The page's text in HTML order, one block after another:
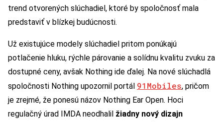
trend otvorených slúchadiel, ktoré by spoločnosť mala
predstaviť v blízkej budúcnosti.
Už existujúce modely slúchadiel pritom ponúkajú
potlačenie hluku, rýchle párovanie a solídnu kvalitu zvuku za
dostupné ceny, avšak Nothing ide ďalej. Na nové slúchadlá
spoločnosti Nothing upozornil portál 91Mobiles, pričom
je zrejmé, že ponesú názov Nothing Ear Open. Hoci
regulačný úrad IMDA neodhalil žiadny nový dizajn